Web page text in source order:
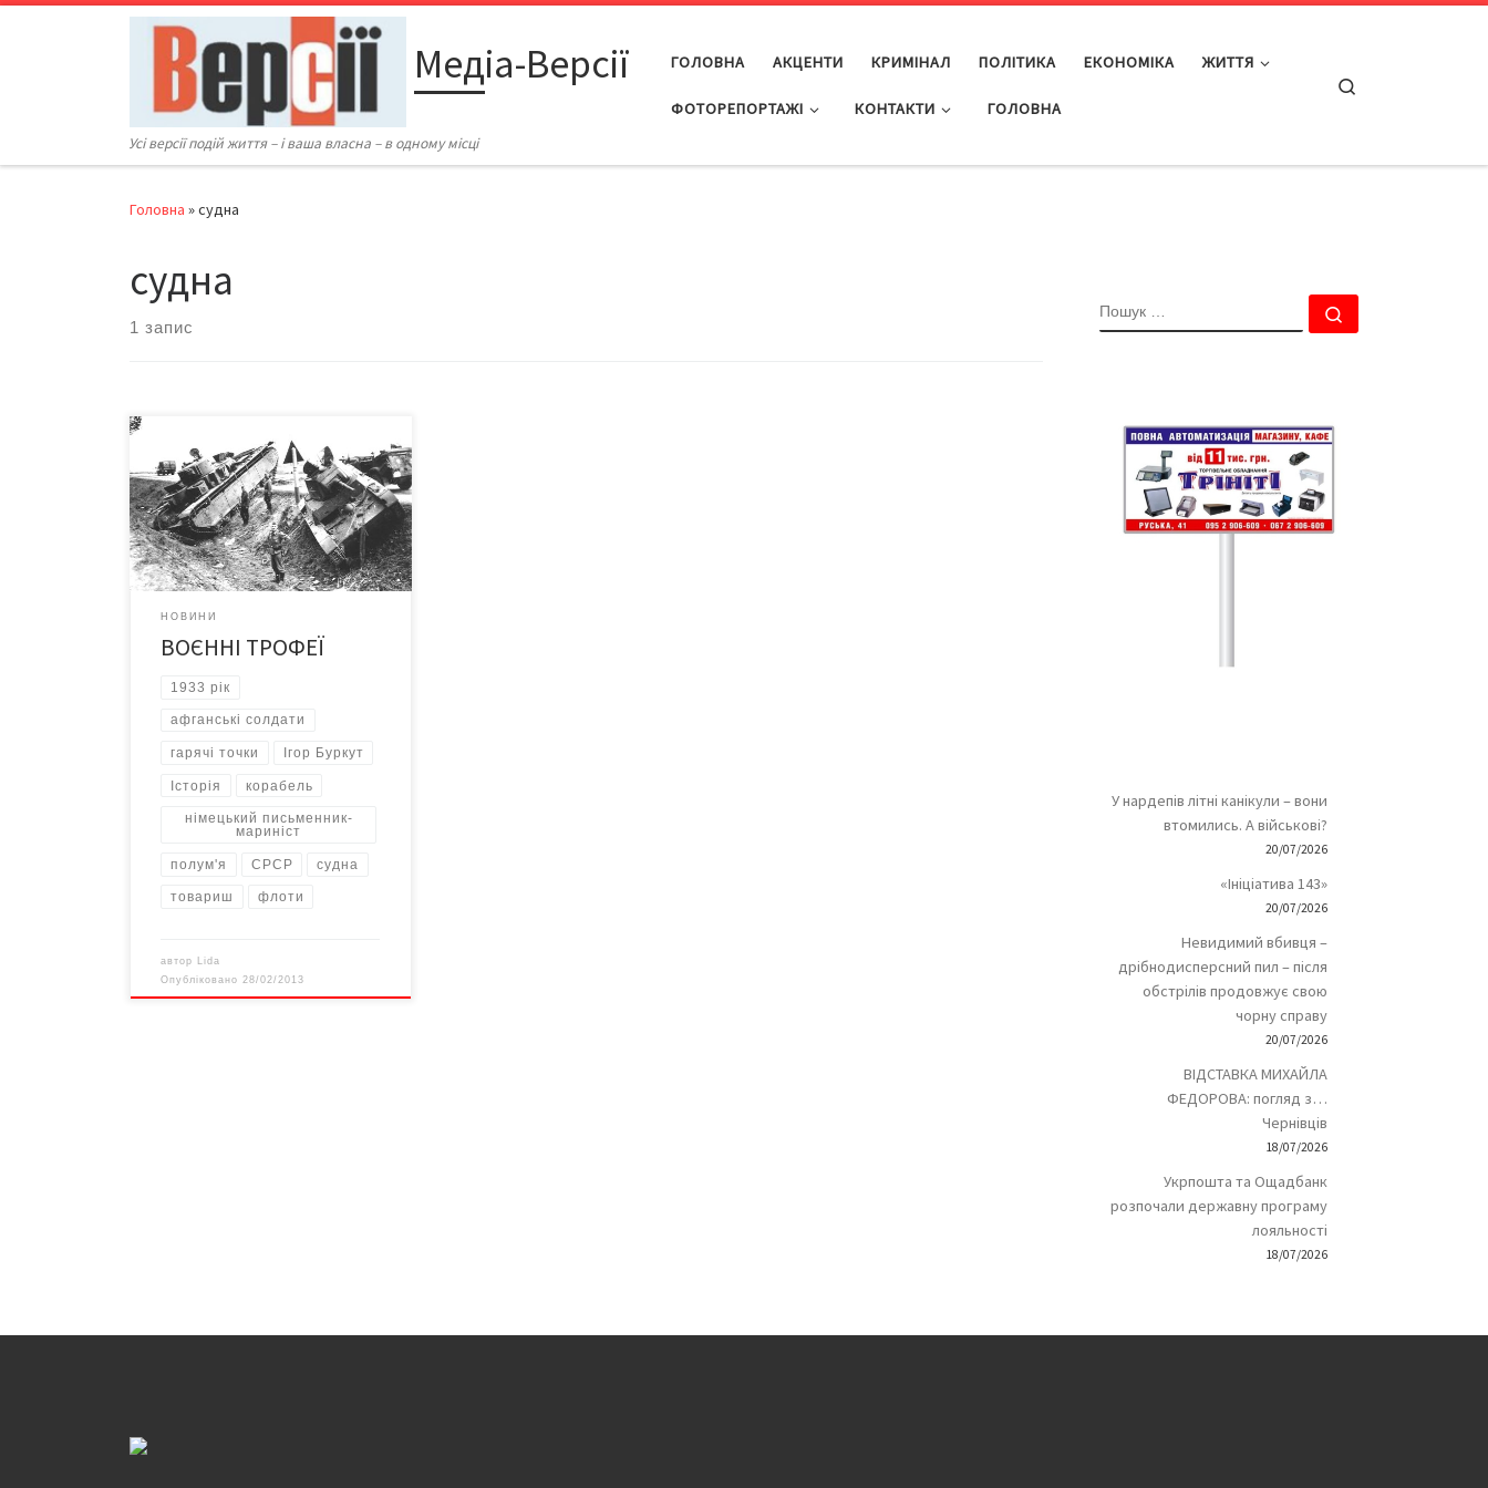
Перейти до вмісту
Медіа-Версії
Усі версії подій життя – і ваша власна – в одному місці
ГОЛОВНА АКЦЕНТИ КРИМІНАЛ ПОЛІТИКА ЕКОНОМІКА ЖИТТЯ
ФОТОРЕПОРТАЖІ КОНТАКТИ ГОЛОВНА
Головна »судна
судна
1 запис
Війна – дуже затратна справа, що
вимагає величезних коштів,
спрямованих на руйнування. Під час
бойових дій знищуються значні
матеріальні цінності. Тож для
компенсації власних витрат,
воюючі сторони намагаються
противника. За рахунок відібраного
у ворогів нерідко вирішуються
поїзди, вантажівки або навіть вози.
Армії ж партизанського […]
НОВИНИ
ВОЄННІ ТРОФЕЇ
1933 рік
афганські солдати
гарячі точки Ігор Буркут
Історія корабель
німецький письменник-
мариніст
полум'я СРСР судна
товариш флоти
автор Lida
Опубліковано 28/02/2013
ПОШУК
У нардепів літні канікули – вони
втомились. А військові?
20/07/2026
«Ініціатива 143»
20/07/2026
Невидимий вбивця –
дрібнодисперсний пил – після
обстрілів продовжує свою
чорну справу
20/07/2026
ВІДСТАВКА МИХАЙЛА
ФЕДОРОВА: погляд з…
Чернівців
18/07/2026
Укрпошта та Ощадбанк
розпочали державну програму
лояльності
18/07/2026